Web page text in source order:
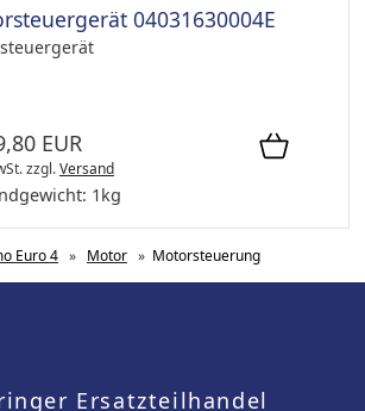
04031630004E
EUR
zzgl.Versand
1 kg
Euro 4 » Motor » Motorsteuerung
Ersatzteilhandel